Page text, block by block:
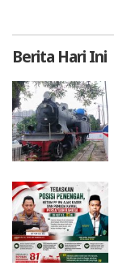
Berita Hari Ini